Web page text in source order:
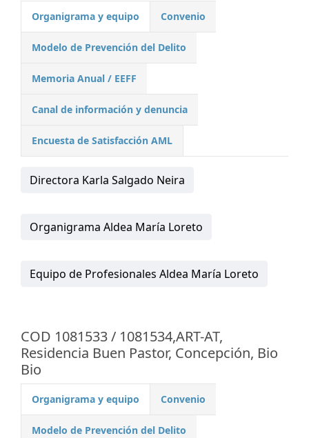
Organigrama y equipo Convenio
Modelo de Prevención del Delito
Memoria Anual / EEFF
Canal de información y denuncia
Encuesta de Satisfacción AML
Directora Karla Salgado Neira
Organigrama Aldea María Loreto
Equipo de Profesionales Aldea María Loreto
COD 1081533 / 1081534,ART-AT,
Residencia Buen Pastor, Concepción, Bio
Bio
Organigrama y equipo Convenio
Modelo de Prevención del Delito